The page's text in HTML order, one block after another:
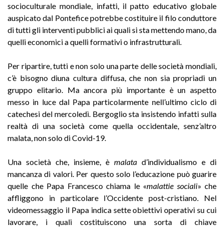
socioculturale mondiale, infatti, il patto educativo globale
auspicato dal Pontefice potrebbe costituire il filo conduttore
di tutti gli interventi pubblici ai quali si sta mettendo mano, da
quelli economici a quelli formativi o infrastrutturali.
Per ripartire, tutti e non solo una parte delle società mondiali,
c’è bisogno diuna cultura diffusa, che non sia propriadi un
gruppo elitario. Ma ancora più importante è un aspetto
messo in luce dal Papa particolarmente nell’ultimo ciclo di
catechesi del mercoledì. Bergoglio sta insistendo infatti sulla
realtà di una società come quella occidentale, senz’altro
malata, non solo di Covid-19.
Una società che, insieme, è malata d’individualismo e di
mancanza di valori. Per questo solo l’educazione può guarire
quelle che Papa Francesco chiama le «malattie sociali» che
affliggono in particolare l’Occidente post-cristiano. Nel
videomessaggio il Papa indica sette obiettivi operativi su cui
lavorare, i quali costituiscono una sorta di chiave